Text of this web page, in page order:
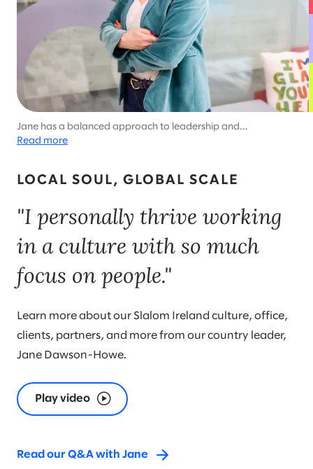
LOCAL SOUL, GLOBAL SCALE
"I personally thrive working
in a culture with so much
focus on people."
Learn more about our Slalom Ireland culture, office,
clients, partners, and more from our country leader,
Jane Dawson-Howe.
Play video
Read our Q&A with Jane
Jane has a balanced approach to leadership and
wholehearted living.
Read more